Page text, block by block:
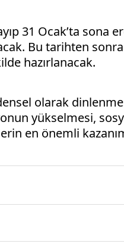
31 Ocak’ta sona
Bu tarihten
hazırlanacak.
olarak
yükselmesi,
en önemli